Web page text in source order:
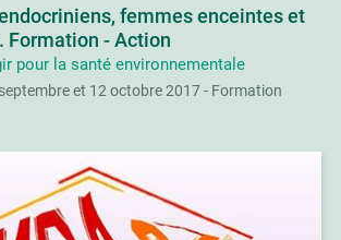
femmes enceintes et
Formation - Action
pour la santé environnementale
et 12 octobre 2017 - Formation